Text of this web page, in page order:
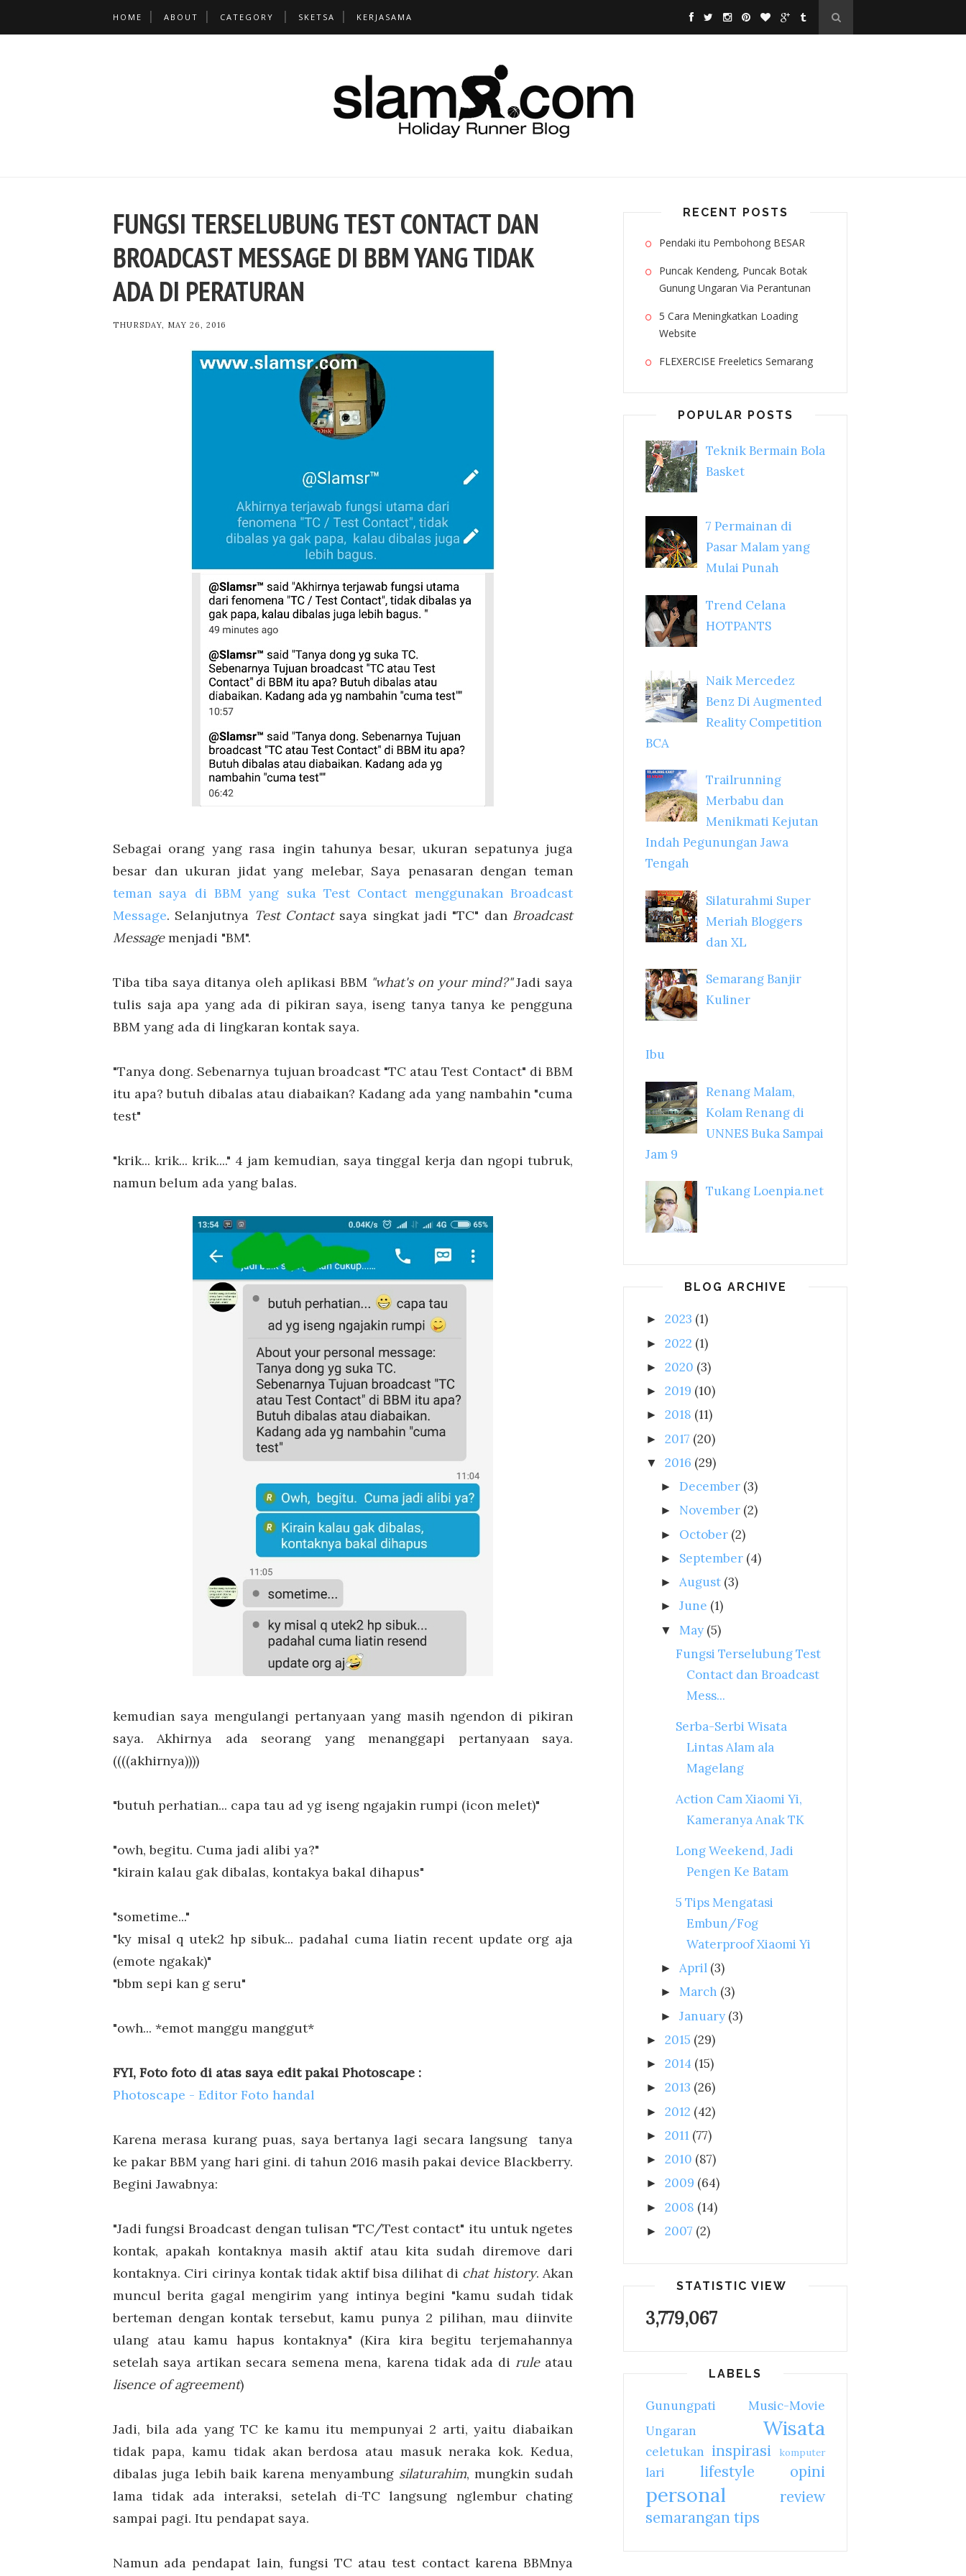
HOME ABOUT CATEGORY SKETSA KERJASAMA
FUNGSI TERSELUBUNG TEST CONTACT DAN
BROADCAST MESSAGE DI BBM YANG TIDAK
ADA DI PERATURAN
THURSDAY, MAY 26, 2016
Sebagai orang yang rasa ingin tahunya besar, ukuran sepatunya juga
besar dan ukuran jidat yang melebar, Saya penasaran dengan teman
teman saya di BBM yang suka Test Contact menggunakan Broadcast
Message. Selanjutnya Test Contactsaya singkat jadi "TC" dan Broadcast
Messagemenjadi "BM".
Tiba tiba saya ditanya oleh aplikasi BBM "what's on your mind?"Jadi saya
tulis saja apa yang ada di pikiran saya, iseng tanya tanya ke pengguna
BBM yang ada di lingkaran kontak saya.
"Tanya dong. Sebenarnya tujuan broadcast "TC atau Test Contact" di BBM
itu apa? butuh dibalas atau diabaikan? Kadang ada yang nambahin "cuma
test"
"krik... krik... krik...." 4 jam kemudian, saya tinggal kerja dan ngopi tubruk,
namun belum ada yang balas.
kemudian saya mengulangi pertanyaan yang masih ngendon di pikiran
saya. Akhirnya ada seorang yang menanggapi pertanyaan saya.
((((akhirnya))))
"butuh perhatian... capa tau ad yg iseng ngajakin rumpi (icon melet)"
"owh, begitu. Cuma jadi alibi ya?"
"kirain kalau gak dibalas, kontakya bakal dihapus"
"sometime..."
"ky misal q utek2 hp sibuk... padahal cuma liatin recent update org aja
(emote ngakak)"
"bbm sepi kan g seru"
"owh... *emot manggu manggut*
FYI, Foto foto di atas saya edit pakai Photoscape :
Photoscape - Editor Foto handal
Karena merasa kurang puas, saya bertanya lagi secara langsung tanya
ke pakar BBM yang hari gini. di tahun 2016 masih pakai device Blackberry.
Begini Jawabnya:
"Jadi fungsi Broadcast dengan tulisan "TC/Test contact" itu untuk ngetes
kontak, apakah kontaknya masih aktif atau kita sudah diremove dari
kontaknya. Ciri cirinya kontak tidak aktif bisa dilihat di chat history. Akan
muncul berita gagal mengirim yang intinya begini "kamu sudah tidak
berteman dengan kontak tersebut, kamu punya 2 pilihan, mau diinvite
ulang atau kamu hapus kontaknya" (Kira kira begitu terjemahannya
setelah saya artikan secara semena mena, karena tidak ada di ruleatau
lisence of agreement)
Jadi, bila ada yang TC ke kamu itu mempunyai 2 arti, yaitu diabaikan
tidak papa, kamu tidak akan berdosa atau masuk neraka kok. Kedua,
dibalas juga lebih baik karena menyambung silaturahim, mungkin sudah
lama tidak ada interaksi, setelah di-TC langsung nglembur chating
sampai pagi. Itu pendapat saya.
Namun ada pendapat lain, fungsi TC atau test contact karena BBMnya
RECENT POSTS
Pendaki itu Pembohong BESAR
Puncak Kendeng, Puncak Botak
Gunung Ungaran Via Perantunan
5 Cara Meningkatkan Loading
Website
FLEXERCISE Freeletics Semarang
POPULAR POSTS
Teknik Bermain Bola
Basket
7 Permainan di
Pasar Malam yang
Mulai Punah
Trend Celana
HOTPANTS
Naik Mercedez
Benz Di Augmented
Reality Competition
BCA
Trailrunning
Merbabu dan
Menikmati Kejutan
Indah Pegunungan Jawa
Tengah
Silaturahmi Super
Meriah Bloggers
dan XL
Semarang Banjir
Kuliner
Ibu
Renang Malam,
Kolam Renang di
UNNES Buka Sampai
Jam 9
Tukang Loenpia.net
BLOG ARCHIVE
► 2023 (1)
► 2022 (1)
► 2020 (3)
► 2019 (10)
► 2018 (11)
► 2017 (20)
▼ 2016 (29)
► December (3)
► November (2)
► October (2)
► September (4)
►August (3)
►June (1)
▼ May (5)
Fungsi Terselubung Test
Contact dan Broadcast
Mess...
Serba-Serbi Wisata
Lintas Alam ala
Magelang
Action Cam Xiaomi Yi,
Kameranya Anak TK
Long Weekend, Jadi
Pengen Ke Batam
5 Tips Mengatasi
Embun/Fog
Waterproof Xiaomi Yi
►April (3)
►March (3)
►January (3)
► 2015 (29)
► 2014 (15)
► 2013 (26)
► 2012 (42)
► 2011 (77)
► 2010 (87)
► 2009 (64)
► 2008 (14)
► 2007 (2)
STATISTIC VIEW
3,779,067
LABELS
Gunungpati
Music-Movie
Ungaran
Wisata
celetukan inspirasi komputer
lari lifestyle opini
personal
review
semarangantips